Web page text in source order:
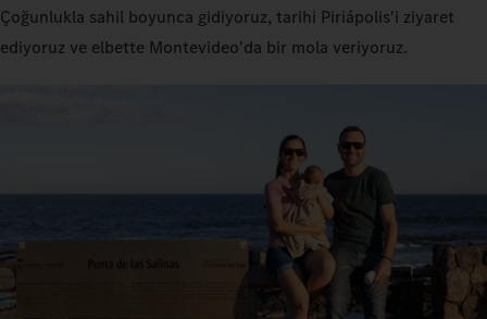
Çoğunlukla sahil boyunca gidiyoruz, tarihi Piriápolis'i ziyaret
ediyoruz ve elbette Montevideo'da bir mola veriyoruz.